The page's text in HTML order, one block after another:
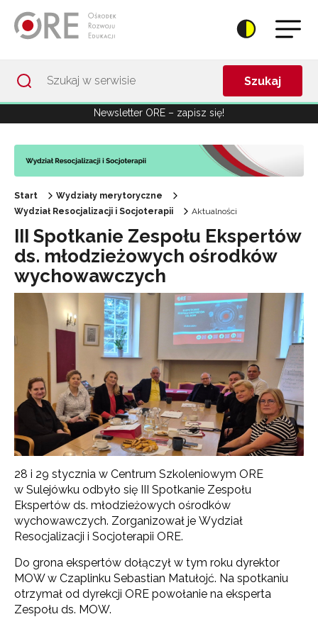
Szukaj
Newsletter ORE – zapisz się!
Start
Wydziały merytoryczne
Wydział Resocjalizacji i Socjoterapii
Aktualności
III Spotkanie Zespołu Ekspertów
ds. młodzieżowych ośrodków
wychowawczych
28 i 29 stycznia w Centrum Szkoleniowym ORE
w Sulejówku odbyło się III Spotkanie Zespołu
Ekspertów ds. młodzieżowych ośrodków
wychowawczych. Zorganizował je Wydział
Resocjalizacji i Socjoterapii ORE.
Do grona ekspertów dołączył w tym roku dyrektor
MOW w Czaplinku Sebastian Matułojć. Na spotkaniu
otrzymał od dyrekcji ORE powołanie na eksperta
Zespołu ds. MOW.